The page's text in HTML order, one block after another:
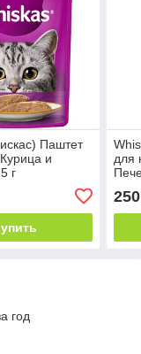
Паштет
и
г
для
250
год